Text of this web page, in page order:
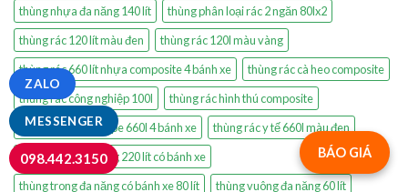
thùng nhựa đa năng 140 lít
thùng phân loại rác 2 ngăn 80lx2
thùng rác 120 lít màu đen
thùng rác 120l màu vàng
thùng rác 660 lít nhựa composite 4 bánh xe
thùng rác cà heo composite
thùng rác công nghiệp 100l
thùng rác hình thú composite
thùng rác nhựa hdpe 660l 4 bánh xe
thùng rác y tế 660l màu đen
thùng trong đa năng 220 lít có bánh xe
thùng trong đa năng có bánh xe 80 lít
thùng vuông đa năng 60 lít
BÁO GIÁ
MESSENGER
ZALO
098.442.3150